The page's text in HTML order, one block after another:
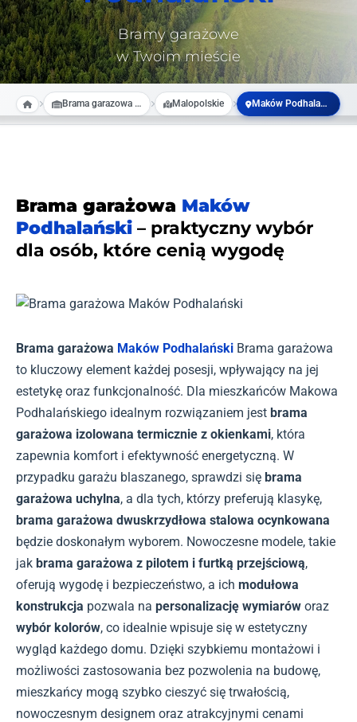
Bramy garażowe
w Twoim mieście
Brama garazowa na wymiar Malopolskie Maków Podhalański
Brama garażowa Maków
Podhalański – praktyczny wybór
dla osób, które cenią wygodę
Brama garażowa Maków Podhalański Brama garażowa
to kluczowy element każdej posesji, wpływający na jej
estetykę oraz funkcjonalność. Dla mieszkańców Makowa
Podhalańskiego idealnym rozwiązaniem jest brama
garażowa izolowana termicznie z okienkami, która
zapewnia komfort i efektywność energetyczną. W
przypadku garażu blaszanego, sprawdzi się brama
garażowa uchylna, a dla tych, którzy preferują klasykę,
brama garażowa dwuskrzydłowa stalowa ocynkowana
będzie doskonałym wyborem. Nowoczesne modele, takie
jak brama garażowa z pilotem i furtką przejściową,
oferują wygodę i bezpieczeństwo, a ich modułowa
konstrukcja pozwala na personalizację wymiarów oraz
wybór kolorów, co idealnie wpisuje się w estetyczny
wygląd każdego domu. Dzięki szybkiemu montażowi i
możliwości zastosowania bez pozwolenia na budowę,
mieszkańcy mogą szybko cieszyć się trwałością,
nowoczesnym designem oraz atrakcyjnymi cenami